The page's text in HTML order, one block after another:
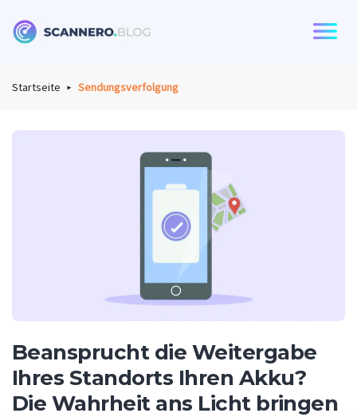
Startseite Sendungsverfolgung
Beansprucht die Weitergabe
Ihres Standorts Ihren Akku?
Die Wahrheit ans Licht bringen